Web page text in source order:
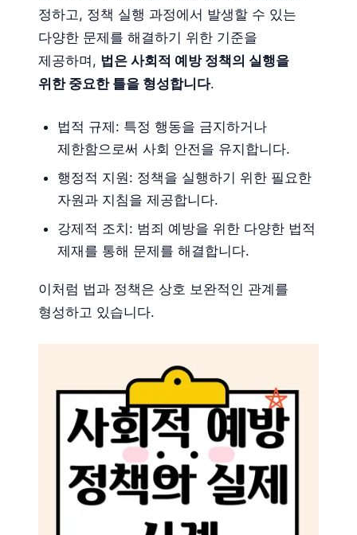
정하고, 정책 실행 과정에서 발생할 수 있는
다양한 문제를 해결하기 위한 기준을
제공하며, 법은 사회적 예방 정책의 실행을
위한 중요한 틀을 형성합니다.
법적 규제: 특정 행동을 금지하거나
제한함으로써 사회 안전을 유지합니다.
행정적 지원: 정책을 실행하기 위한 필요한
자원과 지침을 제공합니다.
강제적 조치: 범죄 예방을 위한 다양한 법적
제재를 통해 문제를 해결합니다.
이처럼 법과 정책은 상호 보완적인 관계를
형성하고 있습니다.